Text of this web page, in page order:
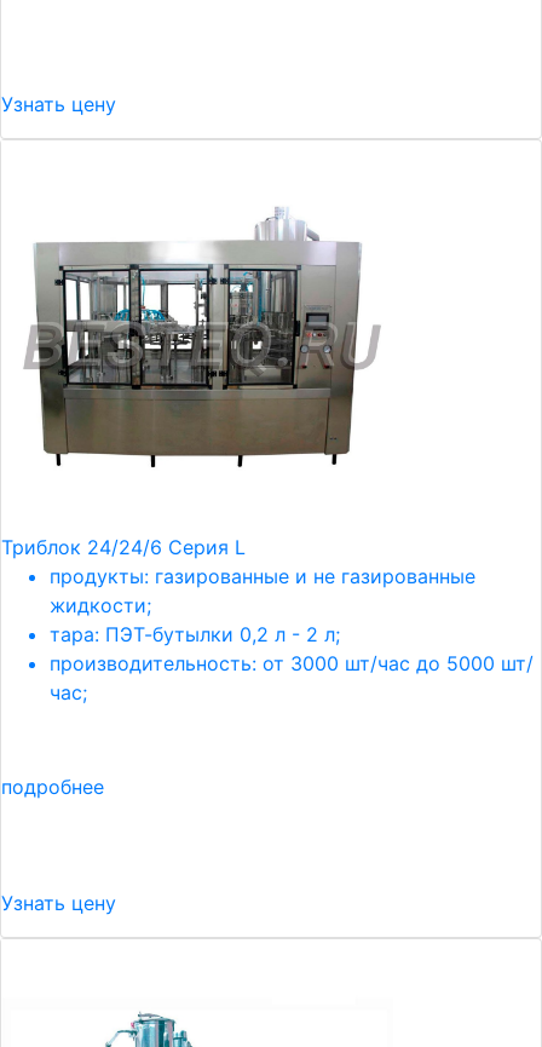
Узнать цену
Триблок 24/24/6 Серия L
продукты: газированные и не газированные
жидкости;
тара: ПЭТ-бутылки 0,2 л - 2 л;
производительность: от 3000 шт/час до 5000 шт/
час;
подробнее
Узнать цену